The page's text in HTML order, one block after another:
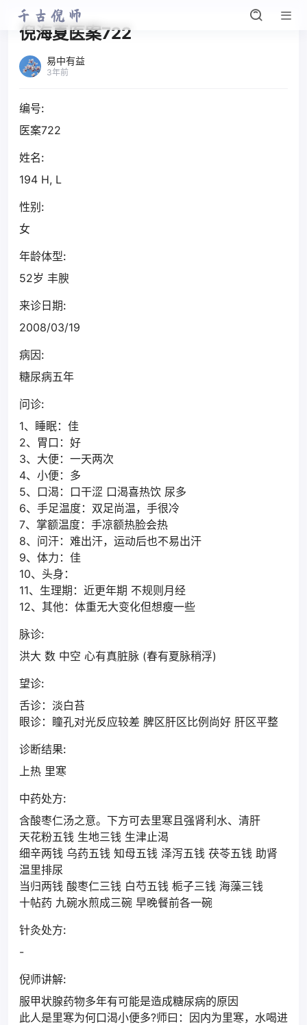
倪海夏医案722
易中有益
3年前
编号:
医案722
姓名:
194 H, L
性别:
女
年龄体型:
52岁 丰腴
来诊日期:
2008/03/19
病因:
糖尿病五年
问诊:
1、睡眠：佳
2、胃口：好
3、大便：一天两次
4、小便：多
5、口渴：口干涩 口渴喜热饮 尿多
6、手足温度：双足尚温，手很冷
7、掌额温度：手凉额热脸会热
8、问汗：难出汗，运动后也不易出汗
9、体力：佳
10、头身：
11、生理期：近更年期 不规则月经
12、其他：体重无大变化但想瘦一些
脉诊:
洪大 数 中空 心有真脏脉 (春有夏脉稍浮)
望诊:
舌诊：淡白苔
眼诊：瞳孔对光反应较差 脾区肝区比例尚好 肝区平整
诊断结果:
上热 里寒
中药处方:
含酸枣仁汤之意。下方可去里寒且强肾利水、清肝
天花粉五钱 生地三钱 生津止渴
细辛两钱 乌药五钱 知母五钱 泽泻五钱 茯苓五钱 助肾
温里排尿
当归两钱 酸枣仁三钱 白芍五钱 栀子三钱 海藻三钱
十帖药 九碗水煎成三碗 早晚餐前各一碗
针灸处方:
-
倪师讲解:
服甲状腺药物多年有可能是造成糖尿病的原因
此人是里寒为何口渴小便多?师曰：因内为里寒，水喝进